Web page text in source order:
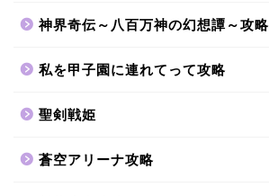
神界奇伝～八百万神の幻想譚～攻略
私を甲子園に連れてって攻略
聖剣戦姫
蒼空アリーナ攻略